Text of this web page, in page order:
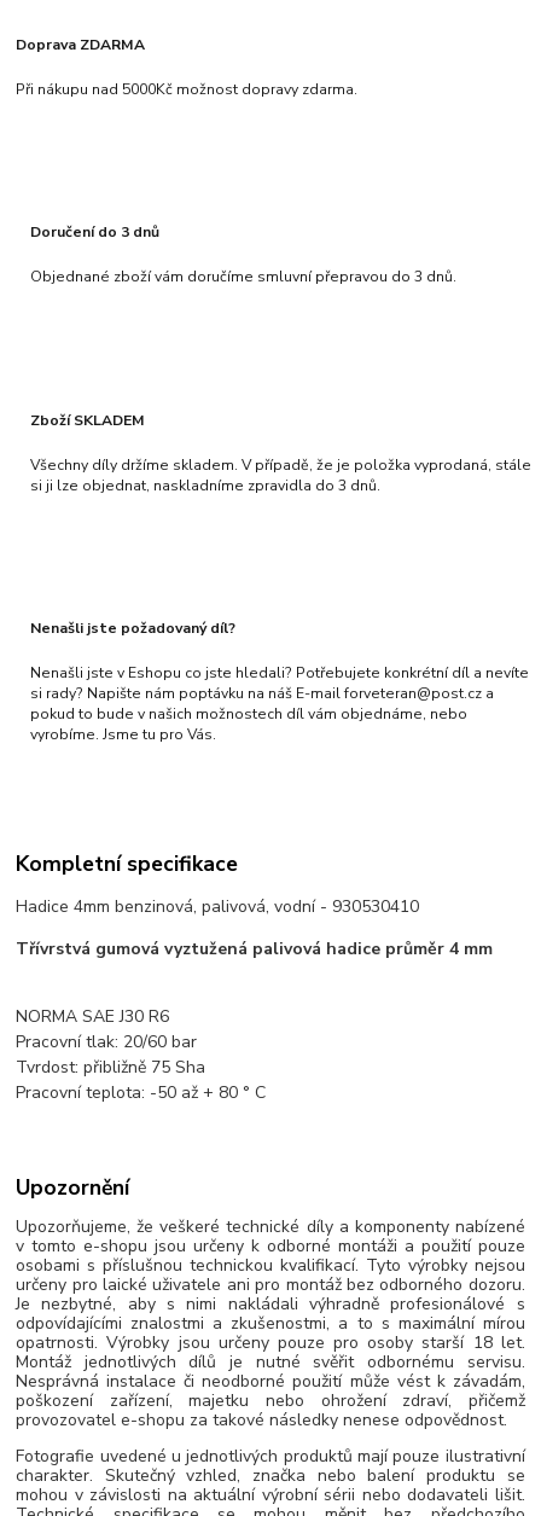
Doprava ZDARMA
Při nákupu nad 5000Kč možnost dopravy zdarma.
Doručení do 3 dnů
Objednané zboží vám doručíme smluvní přepravou do 3 dnů.
Zboží SKLADEM
Všechny díly držíme skladem. V případě, že je položka vyprodaná, stále
si ji lze objednat, naskladníme zpravidla do 3 dnů.
Nenašli jste požadovaný díl?
Nenašli jste v Eshopu co jste hledali? Potřebujete konkrétní díl a nevíte
si rady? Napište nám poptávku na náš E-mail forveteran@post.cz a
pokud to bude v našich možnostech díl vám objednáme, nebo
vyrobíme. Jsme tu pro Vás.
Kompletní specifikace
Hadice 4mm benzinová, palivová, vodní - 930530410
Třívrstvá gumová vyztužená palivová hadice průměr 4 mm
NORMA SAE J30 R6
Pracovní tlak: 20/60 bar
Tvrdost: přibližně 75 Sha
Pracovní teplota: -50 až + 80 ° C
Upozornění
Upozorňujeme, že veškeré technické díly a komponenty nabízené
v tomto e-shopu jsou určeny k odborné montáži a použití pouze
osobami s příslušnou technickou kvalifikací. Tyto výrobky nejsou
určeny pro laické uživatele ani pro montáž bez odborného dozoru.
Je nezbytné, aby s nimi nakládali výhradně profesionálové s
odpovídajícími znalostmi a zkušenostmi, a to s maximální mírou
opatrnosti. Výrobky jsou určeny pouze pro osoby starší 18 let.
Montáž jednotlivých dílů je nutné svěřit odbornému servisu.
Nesprávná instalace či neodborné použití může vést k závadám,
poškození zařízení, majetku nebo ohrožení zdraví, přičemž
provozovatel e-shopu za takové následky nenese odpovědnost.
Fotografie uvedené u jednotlivých produktů mají pouze ilustrativní
charakter. Skutečný vzhled, značka nebo balení produktu se
mohou v závislosti na aktuální výrobní sérii nebo dodavateli lišit.